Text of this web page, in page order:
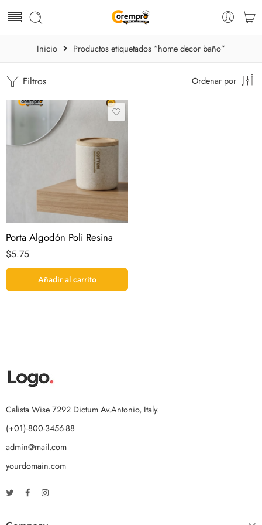
Inicio Productos etiquetados “home decor baño”
Filtros Ordenar por
Porta Algodón Poli Resina
$5.75
Añadir al carrito
Calista Wise 7292 Dictum Av.Antonio, Italy.
(+01)-800-3456-88
admin@mail.com
yourdomain.com